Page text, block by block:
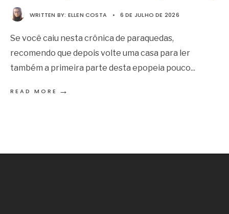
WRITTEN BY: ELLEN COSTA • 6 DE JULHO DE 2026
Se você caiu nesta crônica de paraquedas,
recomendo que depois volte uma casa para ler
também a primeira parte desta epopeia pouco...
READ MORE →